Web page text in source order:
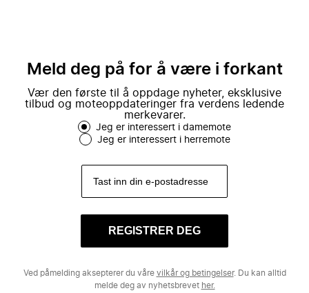
Meld deg på for å være i forkant
Vær den første til å oppdage nyheter, eksklusive
tilbud og moteoppdateringer fra verdens ledende
merkevarer.
Jeg er interessert i damemote
Jeg er interessert i herremote
REGISTRER DEG
Ved påmelding aksepterer du våre vilkår og betingelser. Du kan alltid
melde deg av nyhetsbrevet her.